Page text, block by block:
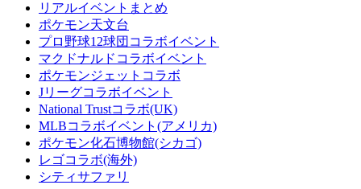
リアルイベントまとめ
ポケモン天文台
プロ野球12球団コラボイベント
マクドナルドコラボイベント
ポケモンジェットコラボ
Jリーグコラボイベント
National Trustコラボ(UK)
MLBコラボイベント(アメリカ)
ポケモン化石博物館(シカゴ)
レゴコラボ(海外)
シティサファリ